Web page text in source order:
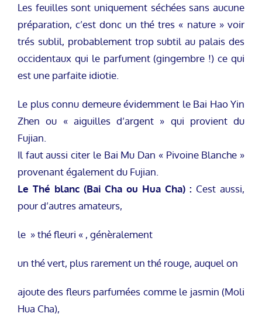
Les feuilles sont uniquement séchées sans aucune
préparation, c’est donc un thé tres « nature » voir
trés sublil, probablement trop subtil au palais des
occidentaux qui le parfument (gingembre !) ce qui
est une parfaite idiotie.
Le plus connu demeure évidemment le Bai Hao Yin
Zhen ou « aiguilles d’argent » qui provient du
Fujian.
Il faut aussi citer le Bai Mu Dan « Pivoine Blanche »
provenant également du Fujian.
Le Thé blanc (Bai Cha ou Hua Cha) : Cest aussi,
pour d’autres amateurs,
le » thé fleuri « , génèralement
un thé vert, plus rarement un thé rouge, auquel on
ajoute des fleurs parfumées comme le jasmin (Moli
Hua Cha),